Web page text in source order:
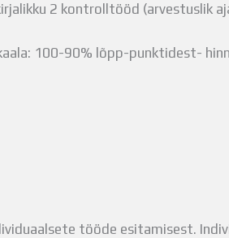
2 kontrolltööd (arvestuslik
100-90% lõpp-punktidest-
tööde esitamisest.